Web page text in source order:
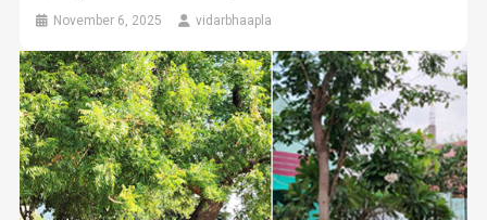
November 6, 2025 vidarbhaapla